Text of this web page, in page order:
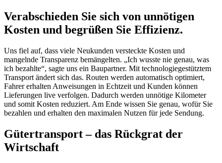
Verabschieden Sie sich von unnötigen
Kosten und begrüßen Sie Effizienz.
Uns fiel auf, dass viele Neukunden versteckte Kosten und
mangelnde Transparenz bemängelten. „Ich wusste nie genau, was
ich bezahlte“, sagte uns ein Baupartner. Mit technologiegestütztem
Transport ändert sich das. Routen werden automatisch optimiert,
Fahrer erhalten Anweisungen in Echtzeit und Kunden können
Lieferungen live verfolgen. Dadurch werden unnötige Kilometer
und somit Kosten reduziert. Am Ende wissen Sie genau, wofür Sie
bezahlen und erhalten den maximalen Nutzen für jede Sendung.
Gütertransport – das Rückgrat der
Wirtschaft